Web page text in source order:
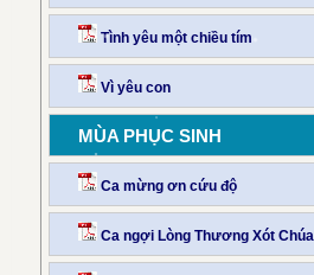
Tình yêu một chiều tím
Vì yêu con
MÙA PHỤC SINH
Ca mừng ơn cứu độ
Ca ngợi Lòng Thương Xót Chúa